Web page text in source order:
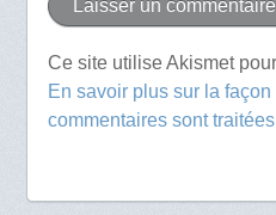
Ce site utilise Akismet
En savoir plus sur la
commentaires sont traitées